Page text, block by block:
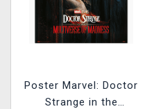
Poster Marvel: Doctor
Strange in the